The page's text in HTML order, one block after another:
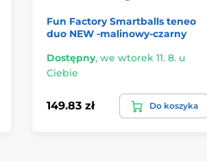
Fun Factory Smartballs teneo
duo NEW -malinowy-czarny
Dostępny, we wtorek 11. 8. u
Ciebie
149.83 zł Do koszyka